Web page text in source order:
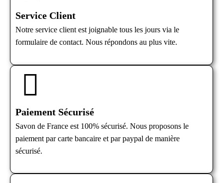
Service Client
Notre service client est joignable tous les jours via le
formulaire de contact. Nous répondons au plus vite.
Paiement Sécurisé
Savon de France est 100% sécurisé. Nous proposons le
paiement par carte bancaire et par paypal de manière
sécurisé.